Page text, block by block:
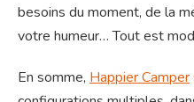
besoins du moment, de la
votre humeur… Tout est
En somme, Happier Camper